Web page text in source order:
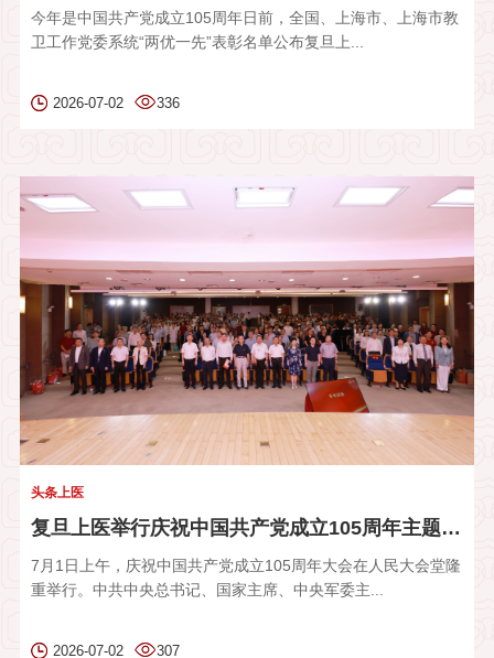
今年是中国共产党成立105周年日前，全国、上海市、上海市教
卫工作党委系统“两优一先”表彰名单公布复旦上...
2026-07-02 336
头条上医
复旦上医举行庆祝中国共产党成立105周年主题党日
7月1日上午，庆祝中国共产党成立105周年大会在人民大会堂隆
重举行。中共中央总书记、国家主席、中央军委主...
2026-07-02 307